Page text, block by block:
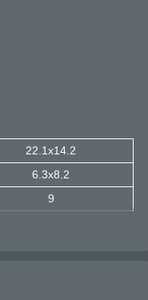
22.1x14.2
6.3x8.2
9